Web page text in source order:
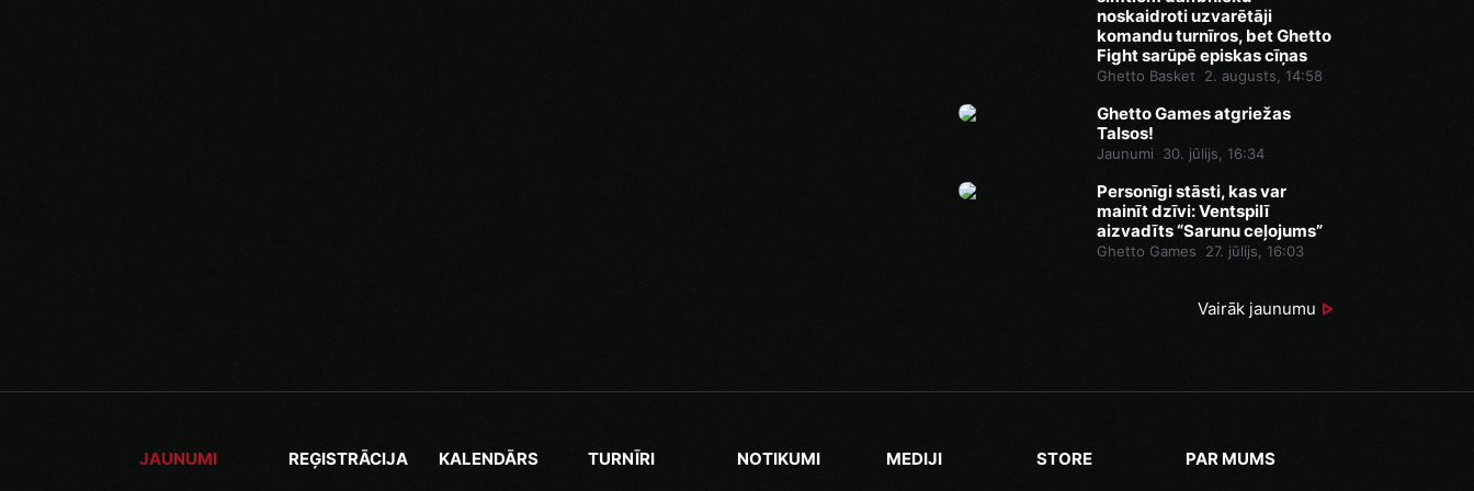
noskaidroti uzvarētāji
komandu turnīros, bet Ghetto
Fight sarūpē episkas cīņas
Ghetto Basket 2. augusts, 14:58
Ghetto Games atgriežas
Talsos!
Jaunumi 30. jūlijs, 16:34
Personīgi stāsti, kas var
mainīt dzīvi: Ventspilī
aizvadīts “Sarunu ceļojums”
Ghetto Games 27. jūlijs, 16:03
Vairāk jaunumu
JAUNUMI REĢISTRĀCIJA KALENDĀRS TURNĪRI NOTIKUMI MEDIJI STORE PAR MUMS